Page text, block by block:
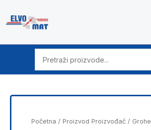
content
Početna / Proizvod Proizvođač / Grohe